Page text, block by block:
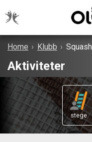
Home › Klubb › Squash
Aktiviteter
stege